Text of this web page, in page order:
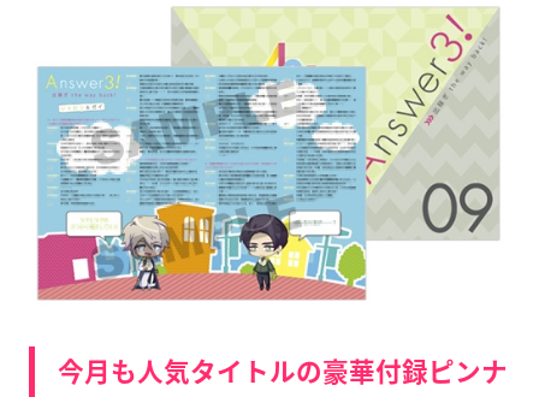
今月も人気タイトルの豪華付録ピンナ